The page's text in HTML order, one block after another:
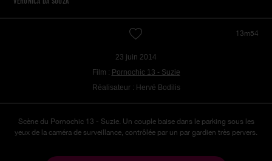
13m54
23 juin 2014
Film : Pornochic 13 - Suzie
Réalisateur : Hervé Bodilis
Scène du Pornochic 13 - Suzie. Un couple baise dans le parking sous les
yeux de la caméra de surveillance, contrôlée par un par gardien très pervers.